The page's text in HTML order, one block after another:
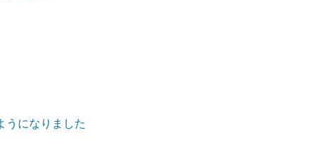
うになりました